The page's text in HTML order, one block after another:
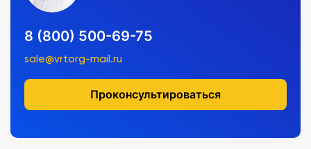
8 (800) 500-69-75
sale@vrtorg-mail.ru
Проконсультироваться